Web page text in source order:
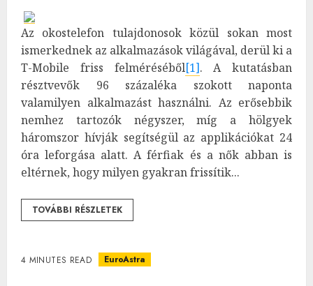
Az okostelefon tulajdonosok közül sokan most
ismerkednek az alkalmazások világával, derül ki a
T-Mobile friss felméréséből[1]. A kutatásban
résztvevők 96 százaléka szokott naponta
valamilyen alkalmazást használni. Az erősebbik
nemhez tartozók négyszer, míg a hölgyek
háromszor hívják segítségül az applikációkat 24
óra leforgása alatt. A férfiak és a nők abban is
eltérnek, hogy milyen gyakran frissítik...
TOVÁBBI RÉSZLETEK
4 MINUTES READ EuroAstra